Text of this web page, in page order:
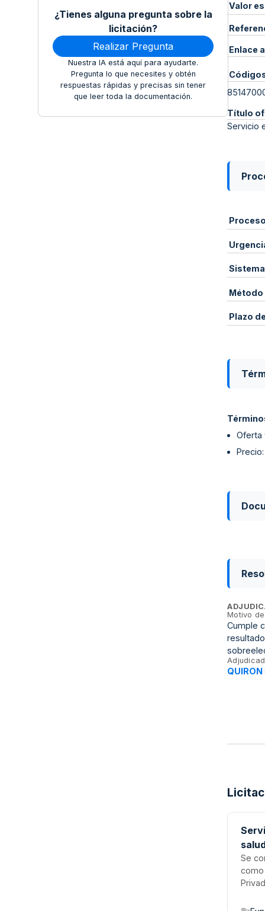
¿Tienes alguna pregunta sobre la
licitación?
Realizar Pregunta
Nuestra IA está aquí para ayudarte.
Pregunta lo que necesites y obtén
respuestas rápidas y precisas sin tener
que leer toda la documentación.
Valor
Enlace
Título
Servicio
Proceso
Método
Plazo
Oferta
Precio:
Motivo
Cumple
QUIRON
Se
como
y